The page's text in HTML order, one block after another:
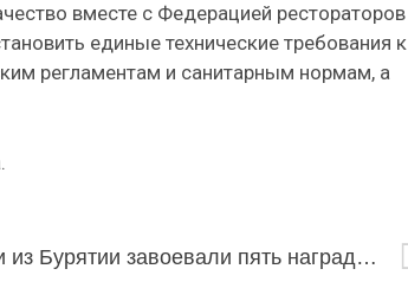
вместе с Федерацией рестораторов
единые технические требования к
регламентам и санитарным нормам, а
Дартсменки из Бурятии завоевали пять наград на международном турнире в Казахстане